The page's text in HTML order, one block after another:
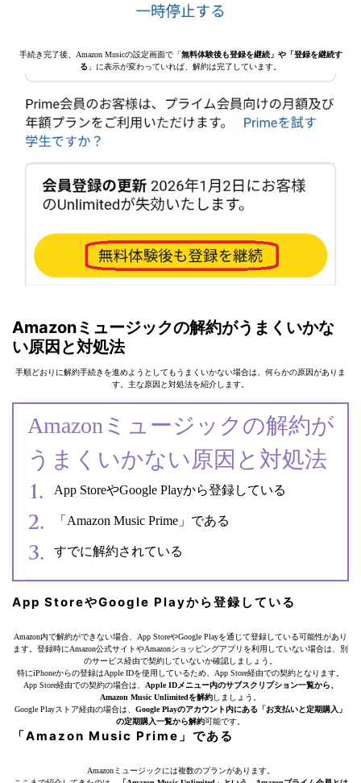
手続き完了後、Amazon Musicの設定画面で「無料体験後も登録を継続」や「登録を継続す
る 」に表示が変わっていれば、解約は完了しています。
Amazonミュージックの解約がうまくいかな
い原因と対処法
手順どおりに解約手続きを進めようとしてもうまくいかない場合は、何らかの原因がありま
す。主な原因と対処法を紹介します。
Amazonミュージックの解約が
うまくいかない原因と対処法
App StoreやGoogle Playから登録している
「Amazon Music Prime」である
すでに解約されている
App StoreやGoogle Playから登録している
Amazon内で解約ができない場合、App StoreやGoogle Playを通じて登録している可能性があり
ます。登録時にAmazon公式サイトやAmazonショッピングアプリを利用していない場合は、別
のサービス経由で契約していないか確認しましょう。
特にiPhoneからの登録はApple IDを使用しているため、App Store経由での契約となります。
App Store経由での契約の場合は、
Apple IDメニュー内のサブスクリプション一覧から、
Amazon Music Unlimitedを解約しましょう。
Google Playストア経由の場合は、 Google Playのアカウント内にある「お支払いと定期購入」
の定期購入一覧から解約可能です。
「Amazon Music Prime」である
Amazonミュージックには複数のプランがあります。